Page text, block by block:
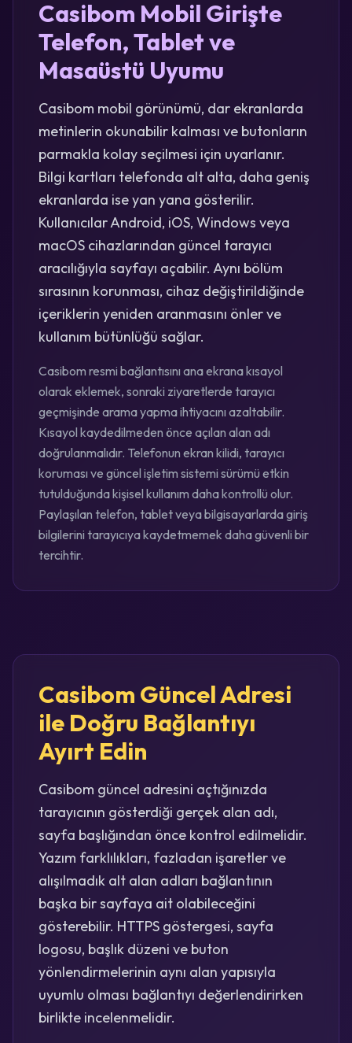
Casibom Mobil Girişte
Telefon, Tablet ve
Masaüstü Uyumu
Casibom mobil görünümü, dar ekranlarda
metinlerin okunabilir kalması ve butonların
parmakla kolay seçilmesi için uyarlanır.
Bilgi kartları telefonda alt alta, daha geniş
ekranlarda ise yan yana gösterilir.
Kullanıcılar Android, iOS, Windows veya
macOS cihazlarından güncel tarayıcı
aracılığıyla sayfayı açabilir. Aynı bölüm
sırasının korunması, cihaz değiştirildiğinde
içeriklerin yeniden aranmasını önler ve
kullanım bütünlüğü sağlar.
Casibom resmi bağlantısını ana ekrana kısayol
olarak eklemek, sonraki ziyaretlerde tarayıcı
geçmişinde arama yapma ihtiyacını azaltabilir.
Kısayol kaydedilmeden önce açılan alan adı
doğrulanmalıdır. Telefonun ekran kilidi, tarayıcı
koruması ve güncel işletim sistemi sürümü etkin
tutulduğunda kişisel kullanım daha kontrollü olur.
Paylaşılan telefon, tablet veya bilgisayarlarda giriş
bilgilerini tarayıcıya kaydetmemek daha güvenli bir
tercihtir.
Casibom Güncel Adresi
ile Doğru Bağlantıyı
Ayırt Edin
Casibom güncel adresini açtığınızda
tarayıcının gösterdiği gerçek alan adı,
sayfa başlığından önce kontrol edilmelidir.
Yazım farklılıkları, fazladan işaretler ve
alışılmadık alt alan adları bağlantının
başka bir sayfaya ait olabileceğini
gösterebilir. HTTPS göstergesi, sayfa
logosu, başlık düzeni ve buton
yönlendirmelerinin aynı alan yapısıyla
uyumlu olması bağlantıyı değerlendirirken
birlikte incelenmelidir.